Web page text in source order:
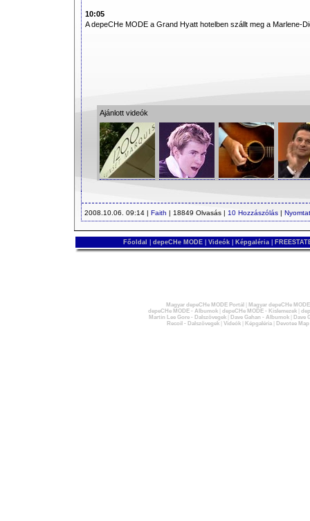
10:05
A depeCHe MODE a Grand Hyatt hotelben szállt meg a Marlene-
Ajánlott videók
2008.10.06. 09:14 | Faith | 18849 Olvasás | 10 Hozzászólás |
Főoldal depeCHe MODE Videók Képgaléria
Magyar depeCHe MODE Portál
Magyar depeCHe
depeCHe MODE - Albumok| depeCHe MODE - Kislemezek|
Martin Lee Gore - Dalszövegek| Dave Gahan - Albumok|
Dave
Recoil - Dalszövegek| Videók| Képgaléria| Devotee Map